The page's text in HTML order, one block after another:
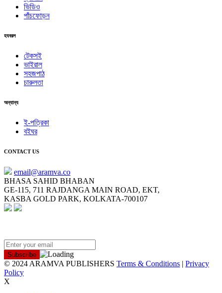
ভিডিও
পাঁচফোড়ন
হযবরল
টেকসই
ভাইরাল
সহজপাঠ
চারুলতা
অন্যান্য
ই-পত্রিকা
বইঘর
CONTACT US
email@aramva.co
BHASA SAHID BHABAN
GE-115, 711 RAJDANGA MAIN ROAD, EKT,
KASBA GOLD PARK, KOLKATA-700107
© 2024 ARAMVA PUBLISHERS Terms & Conditions | Privacy
Policy
X